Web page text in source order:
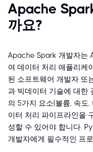
Apache
까요?
Apache Spark 개발자는
여 데이터 처리 애플리케
된 소프트웨어 개발자 또
과 빅데이터 기술에 대한
의 5가지 요소(볼륨, 속도
이터 처리 파이프라인을
성할 수 있어야 합니다.
개발자에게 필수적인 프